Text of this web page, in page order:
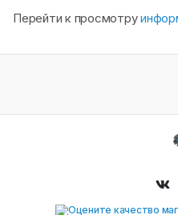
Перейти к просмотру